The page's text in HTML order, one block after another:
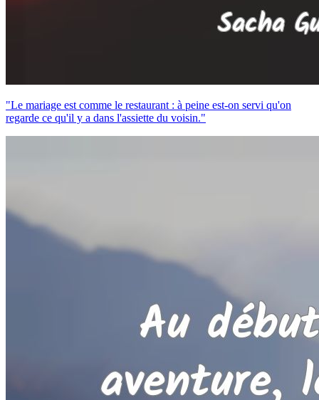
"Le mariage est comme le restaurant : à peine est-on servi qu'on
regarde ce qu'il y a dans l'assiette du voisin."